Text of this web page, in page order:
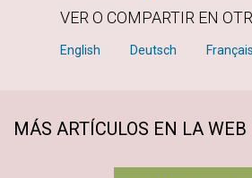
VER O COMPARTIR EN
English Deutsch Français
MÁS ARTÍCULOS EN LA WEB